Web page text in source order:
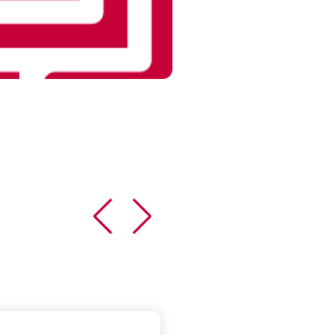
Заказать